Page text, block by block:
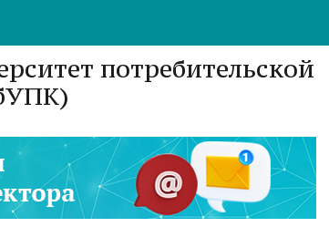
потребительской